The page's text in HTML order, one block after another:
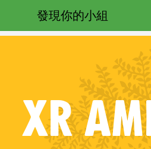
發現你的小組
XR